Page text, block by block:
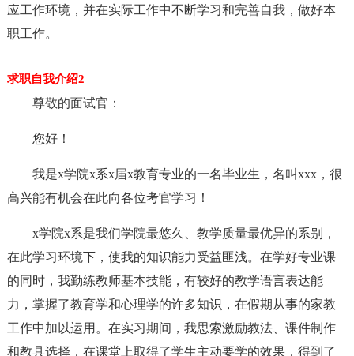
应工作环境，并在实际工作中不断学习和完善自我，做好本
职工作。
求职自我介绍2
尊敬的面试官：
您好！
我是x学院x系x届x教育专业的一名毕业生，名叫xxx，很
高兴能有机会在此向各位考官学习！
x学院x系是我们学院最悠久、教学质量最优异的系别，
在此学习环境下，使我的知识能力受益匪浅。在学好专业课
的同时，我勤练教师基本技能，有较好的教学语言表达能
力，掌握了教育学和心理学的许多知识，在假期从事的家教
工作中加以运用。在实习期间，我思索激励教法、课件制作
和教具选择，在课堂上取得了学生主动要学的效果，得到了